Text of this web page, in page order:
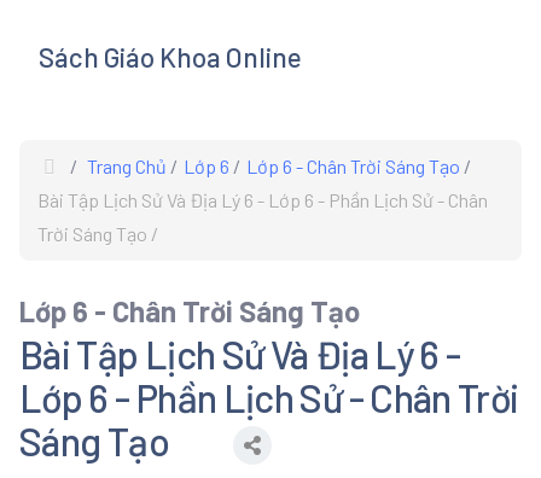
Sách Giáo Khoa Online
Trang Chủ Lớp 6
Lớp 6 - Chân Trời Sáng Tạo
Bài Tập Lịch Sử Và Địa Lý 6 - Lớp 6 - Phần Lịch Sử - Chân
Trời Sáng Tạo
Lớp 6 - Chân Trời Sáng Tạo
Bài Tập Lịch Sử Và Địa Lý 6 -
Lớp 6 - Phần Lịch Sử - Chân Trời
Sáng Tạo